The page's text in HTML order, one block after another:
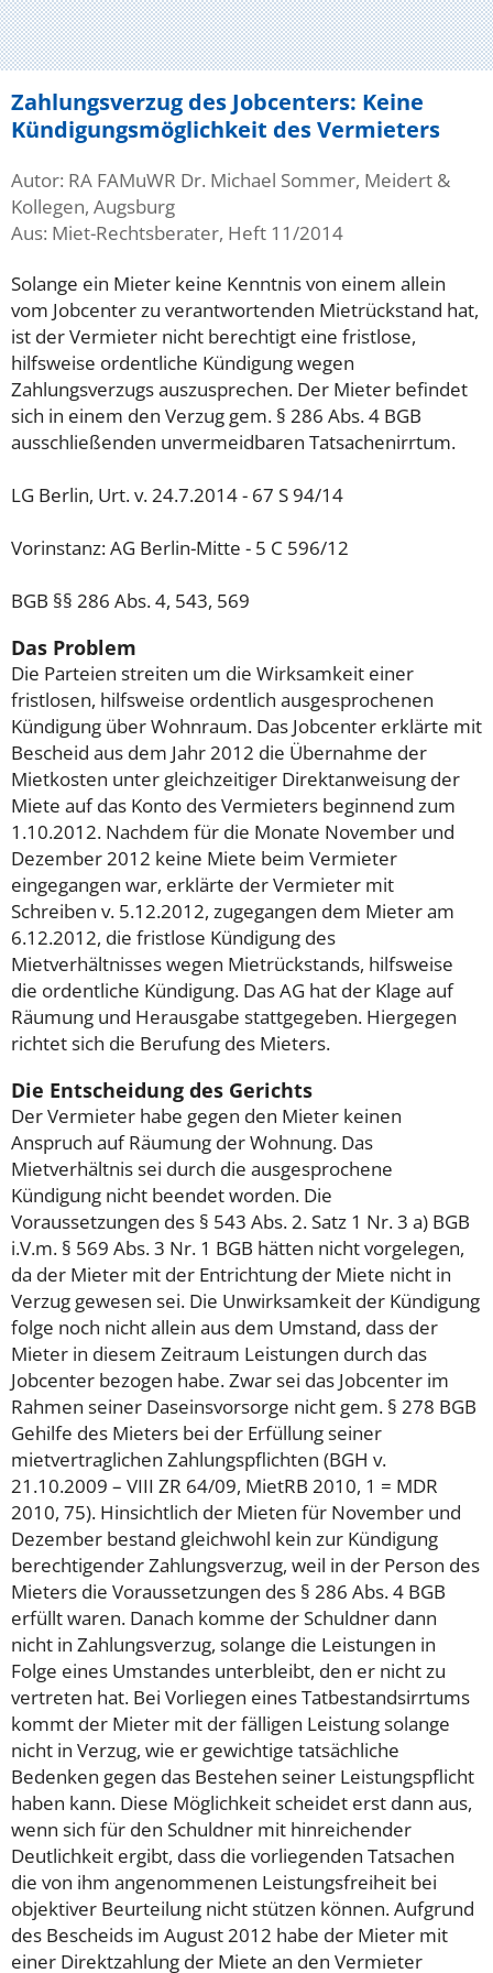
Zahlungsverzug des Jobcenters: Keine
Kündigungsmöglichkeit des Vermieters
Autor: RA FAMuWR Dr. Michael Sommer, Meidert &
Kollegen, Augsburg
Aus: Miet-Rechtsberater, Heft 11/2014
Solange ein Mieter keine Kenntnis von einem allein
vom Jobcenter zu verantwortenden Mietrückstand hat,
ist der Vermieter nicht berechtigt eine fristlose,
hilfsweise ordentliche Kündigung wegen
Zahlungsverzugs auszusprechen. Der Mieter befindet
sich in einem den Verzug gem. § 286 Abs. 4 BGB
ausschließenden unvermeidbaren Tatsachenirrtum.
LG Berlin, Urt. v. 24.7.2014 - 67 S 94/14
Vorinstanz: AG Berlin-Mitte - 5 C 596/12
BGB §§ 286 Abs. 4, 543, 569
Das Problem
Die Parteien streiten um die Wirksamkeit einer
fristlosen, hilfsweise ordentlich ausgesprochenen
Kündigung über Wohnraum. Das Jobcenter erklärte mit
Bescheid aus dem Jahr 2012 die Übernahme der
Mietkosten unter gleichzeitiger Direktanweisung der
Miete auf das Konto des Vermieters beginnend zum
1.10.2012. Nachdem für die Monate November und
Dezember 2012 keine Miete beim Vermieter
eingegangen war, erklärte der Vermieter mit
Schreiben v. 5.12.2012, zugegangen dem Mieter am
6.12.2012, die fristlose Kündigung des
Mietverhältnisses wegen Mietrückstands, hilfsweise
die ordentliche Kündigung. Das AG hat der Klage auf
Räumung und Herausgabe stattgegeben. Hiergegen
richtet sich die Berufung des Mieters.
Die Entscheidung des Gerichts
Der Vermieter habe gegen den Mieter keinen
Anspruch auf Räumung der Wohnung. Das
Mietverhältnis sei durch die ausgesprochene
Kündigung nicht beendet worden. Die
Voraussetzungen des § 543 Abs. 2. Satz 1 Nr. 3 a) BGB
i.V.m. § 569 Abs. 3 Nr. 1 BGB hätten nicht vorgelegen,
da der Mieter mit der Entrichtung der Miete nicht in
Verzug gewesen sei. Die Unwirksamkeit der Kündigung
folge noch nicht allein aus dem Umstand, dass der
Mieter in diesem Zeitraum Leistungen durch das
Jobcenter bezogen habe. Zwar sei das Jobcenter im
Rahmen seiner Daseinsvorsorge nicht gem. § 278 BGB
Gehilfe des Mieters bei der Erfüllung seiner
mietvertraglichen Zahlungspflichten (BGH v.
21.10.2009 – VIII ZR 64/09, MietRB 2010, 1 = MDR
2010, 75). Hinsichtlich der Mieten für November und
Dezember bestand gleichwohl kein zur Kündigung
berechtigender Zahlungsverzug, weil in der Person des
Mieters die Voraussetzungen des § 286 Abs. 4 BGB
erfüllt waren. Danach komme der Schuldner dann
nicht in Zahlungsverzug, solange die Leistungen in
Folge eines Umstandes unterbleibt, den er nicht zu
vertreten hat. Bei Vorliegen eines Tatbestandsirrtums
kommt der Mieter mit der fälligen Leistung solange
nicht in Verzug, wie er gewichtige tatsächliche
Bedenken gegen das Bestehen seiner Leistungspflicht
haben kann. Diese Möglichkeit scheidet erst dann aus,
wenn sich für den Schuldner mit hinreichender
Deutlichkeit ergibt, dass die vorliegenden Tatsachen
die von ihm angenommenen Leistungsfreiheit bei
objektiver Beurteilung nicht stützen können. Aufgrund
des Bescheids im August 2012 habe der Mieter mit
einer Direktzahlung der Miete an den Vermieter